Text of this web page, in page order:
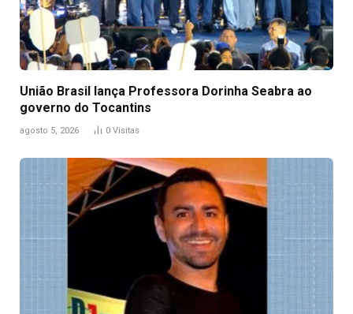
União Brasil lança Professora Dorinha Seabra ao
governo do Tocantins
agosto 5, 2026 0 Visitas